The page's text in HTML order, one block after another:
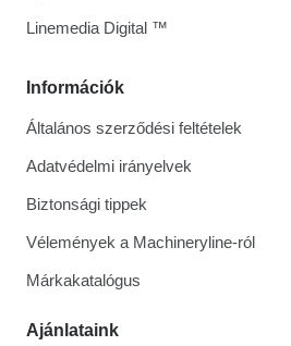
Információk
Általános szerződési feltételek
Adatvédelmi irányelvek
Biztonsági tippek
Vélemények a Machineryline-ról
Márkakatalógus
Ajánlataink
Linemedia Digital ™